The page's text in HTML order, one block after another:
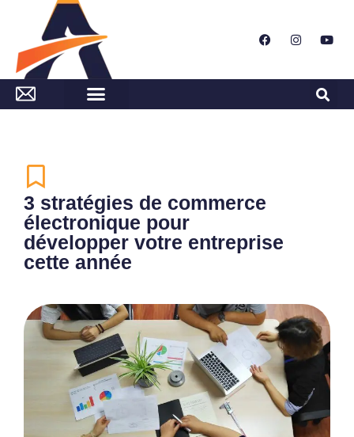
3 stratégies de commerce
électronique pour
développer votre entreprise
cette année